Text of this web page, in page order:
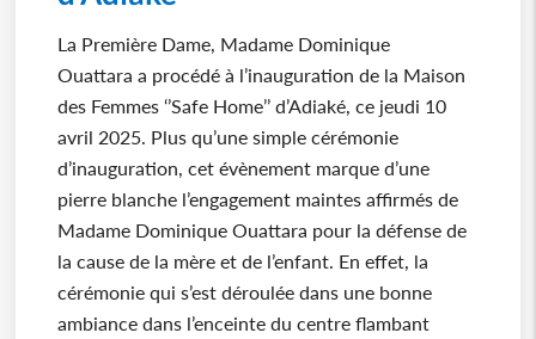
La Première Dame, Madame Dominique
Ouattara a procédé à l’inauguration de la Maison
des Femmes ‘’Safe Home’’ d’Adiaké, ce jeudi 10
avril 2025. Plus qu’une simple cérémonie
d’inauguration, cet évènement marque d’une
pierre blanche l’engagement maintes affirmés de
Madame Dominique Ouattara pour la défense de
la cause de la mère et de l’enfant. En effet, la
cérémonie qui s’est déroulée dans une bonne
ambiance dans l’enceinte du centre flambant